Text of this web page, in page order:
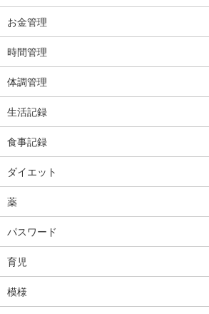
お金管理
時間管理
体調管理
生活記録
食事記録
ダイエット
薬
パスワード
育児
模様